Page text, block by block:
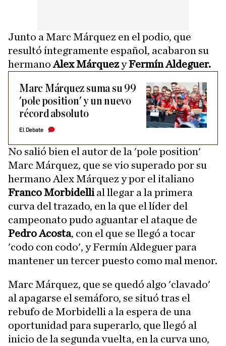
Junto a Marc Márquez en el podio, que
resultó íntegramente español, acabaron su
hermanoAlex MárquezyFermín Aldeguer.
Marc Márquez suma su 99
'pole position' y un nuevo
récord absoluto
El Debate
No salió bien el autor de la 'pole position'
Marc Márquez, que se vio superado por su
hermano Alex Márquez y por el italiano
Franco Morbidellial llegar a la primera
curva del trazado, en la que el líder del
campeonato pudo aguantar el ataque de
Pedro Acosta, con el que se llegó a tocar
'codo con codo', y Fermín Aldeguer para
mantener un tercer puesto como mal menor.
Marc Márquez, que se quedó algo 'clavado'
al apagarse el semáforo, se situó tras el
rebufo de Morbidelli a la espera de una
oportunidad para superarlo, que llegó al
inicio de la segunda vuelta, en la curva uno,